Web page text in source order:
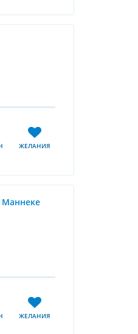
ЖЕЛАНИЯ
Маннеке
ЖЕЛАНИЯ